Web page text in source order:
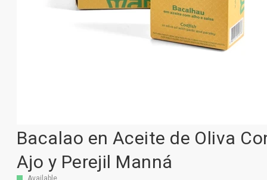
Bacalao en Aceite de Oliva
Ajo y Perejil Manná